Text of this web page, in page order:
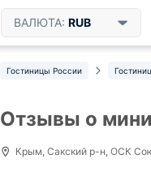
ВАЛЮТА: RUB
Гостиницы России
Отзывы о
Крым, Сакский р-н, ОСК